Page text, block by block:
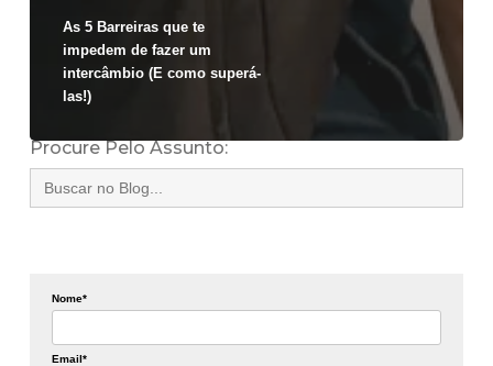
As 5 Barreiras que te
impedem de fazer um
intercâmbio (E como superá-
las!)
Procure Pelo Assunto:
Search
for:
Nome*
Email*